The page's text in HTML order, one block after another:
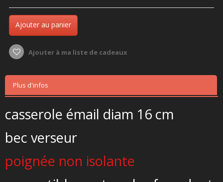
Ajouter au panier
Ajouter à ma liste de cadeaux
Plus d'infos
casserole émail diam 16 cm
bec verseur
poignée non isolante